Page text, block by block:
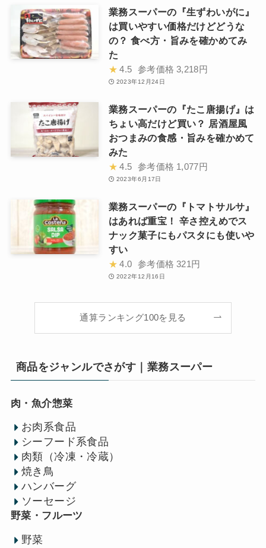
業務スーパーの『生ずわいがに』
は買いやすい価格だけどどうな
の？ 食べ方・旨みを確かめてみ
た
★ 4.5 参考価格 3,218円
2023年12月24日
業務スーパーの『たこ唐揚げ』は
ちょい高だけど買い？ 居酒屋風
おつまみの食感・旨みを確かめて
みた
★ 4.5 参考価格 1,077円
2023年6月17日
業務スーパーの『トマトサルサ』
はあれば重宝！ 辛さ控えめでス
ナック菓子にもパスタにも使いや
すい
★ 4.0 参考価格 321円
2022年12月16日
通算ランキング100を見る
商品をジャンルでさがす｜業務スーパー
肉・魚介惣菜
お肉系食品
シーフード系食品
肉類（冷凍・冷蔵）
焼き鳥
ハンバーグ
ソーセージ
野菜・フルーツ
野菜